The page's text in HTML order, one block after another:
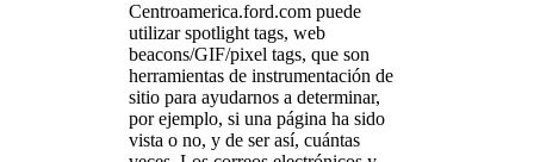
Centroamerica.ford.com puede
utilizar spotlight tags, web
beacons/GIF/pixel tags, que son
herramientas de instrumentación de
sitio para ayudarnos a determinar,
por ejemplo, si una página ha sido
vista o no, y de ser así, cuántas